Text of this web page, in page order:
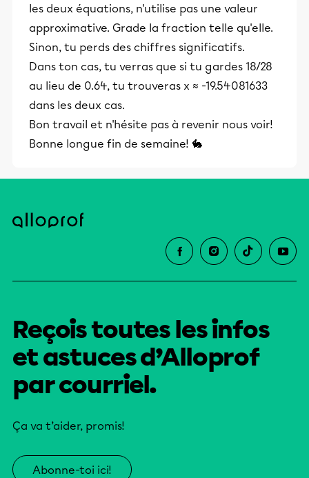
les deux équations, n'utilise pas une valeur
approximative. Grade la fraction telle qu'elle.
Sinon, tu perds des chiffres significatifs.
Dans ton cas, tu verras que si tu gardes 18/28
au lieu de 0.64, tu trouveras x ≈ -19.54081633
dans les deux cas.
Bon travail et n'hésite pas à revenir nous voir!
Bonne longue fin de semaine! 🐇
Reçois toutes les infos
et astuces d’Alloprof
par courriel.
Ça va t’aider, promis!
Abonne-toi ici!